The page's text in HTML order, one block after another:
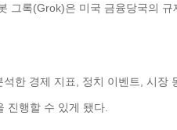
그록(Grok)은 미국 금융당국의
한 경제 지표, 정치 이벤트, 시장
진행할 수 있게 됐다.